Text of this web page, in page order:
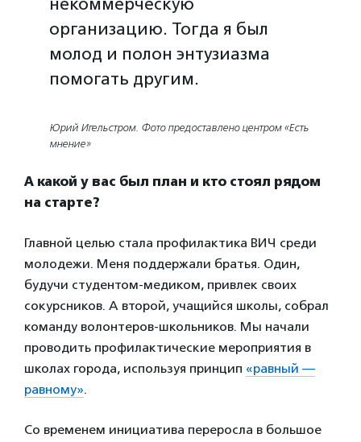
организацию. Тогда я был
молод и полон энтузиазма
помогать другим.
Юрий Игельстром. Фото предоставлено центром «Есть
мнение»
А какой у вас был план и кто стоял рядом
на старте?
Главной целью стала профилактика ВИЧ среди
молодежи. Меня поддержали братья. Один,
будучи студентом-медиком, привлек своих
сокурсников. А второй, учащийся школы, собрал
команду волонтеров-школьников. Мы начали
проводить профилактические мероприятия в
школах города, используя принцип «равный —
равному».
Со временем инициатива переросла в большое